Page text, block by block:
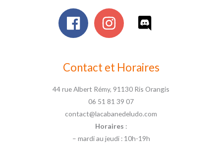
Contact et Horaires
44 rue Albert Rémy, 91130 Ris Orangis
06 51 81 39 07
contact@lacabanedeludo.com
Horaires :
– mardi au jeudi : 10h-19h